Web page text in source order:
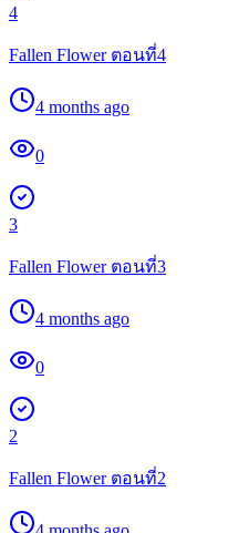
4
Fallen Flower ตอนที่4
4 months ago
0
3
Fallen Flower ตอนที่3
4 months ago
0
2
Fallen Flower ตอนที่2